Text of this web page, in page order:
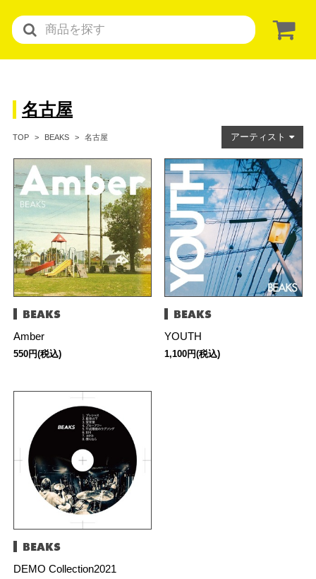
名古屋
TOP BEAKS 名古屋 アーティスト
BEAKS
Amber
550円(税込)
BEAKS
YOUTH
1,100円(税込)
BEAKS
DEMO Collection2021